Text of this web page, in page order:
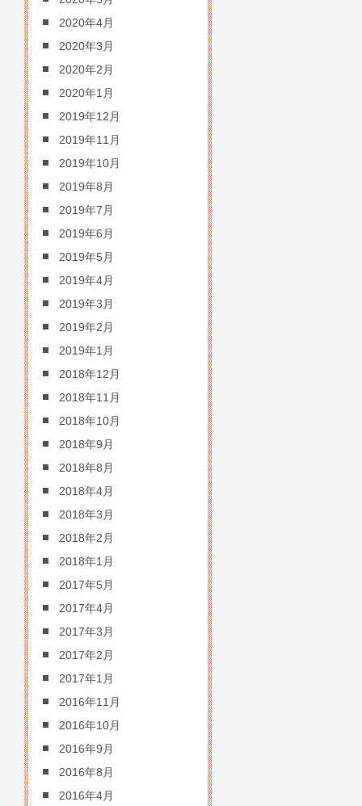
2020年4月
2020年3月
2020年2月
2020年1月
2019年12月
2019年11月
2019年10月
2019年8月
2019年7月
2019年6月
2019年5月
2019年4月
2019年3月
2019年2月
2019年1月
2018年12月
2018年11月
2018年10月
2018年9月
2018年8月
2018年4月
2018年3月
2018年2月
2018年1月
2017年5月
2017年4月
2017年3月
2017年2月
2017年1月
2016年11月
2016年10月
2016年9月
2016年8月
2016年4月